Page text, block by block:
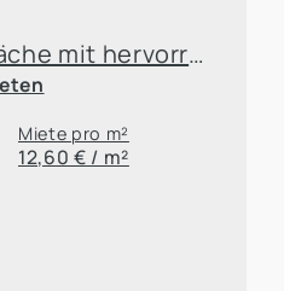
Moderne Bürofläche mit hervorragender Anbindung an den ÖPNV im Bonner Norden !
Miete pro m²
12,60 € / m²